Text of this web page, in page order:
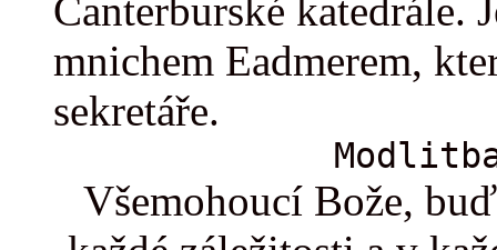
Canterburské katedrále.
mnichem Eadmerem,
sekretáře.
Všemohoucí Bože,